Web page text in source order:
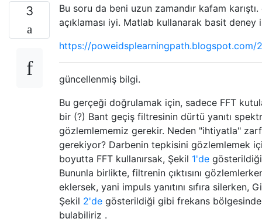
3
Bu soru da beni uzun zamandır kafam
açıklaması iyi. Matlab kullanarak basit deney
https://
güncellenmiş bilgi.
Bu gerçeği doğrulamak için, sadece FFT
bir (?) Bant geçiş filtresinin dürtü yanıtı
gözlemlememiz gerekir. Neden "ihtiyatla"
gerekiyor? Darbenin tepkisini gözlemlemek
boyutta FFT kullanırsak, Şekil 1'de gösterildiği
Bununla birlikte, filtrenin çıktısını gözlemlerken
eklersek, yani impuls yanıtını sıfıra silerken,
Şekil 2'de gösterildiği gibi frekans
bulabiliriz .